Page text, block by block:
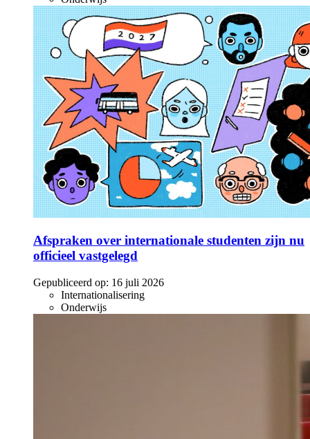
Afspraken over internationale studenten zijn nu
officieel vastgelegd
Gepubliceerd op: 16 juli 2026
Internationalisering
Onderwijs